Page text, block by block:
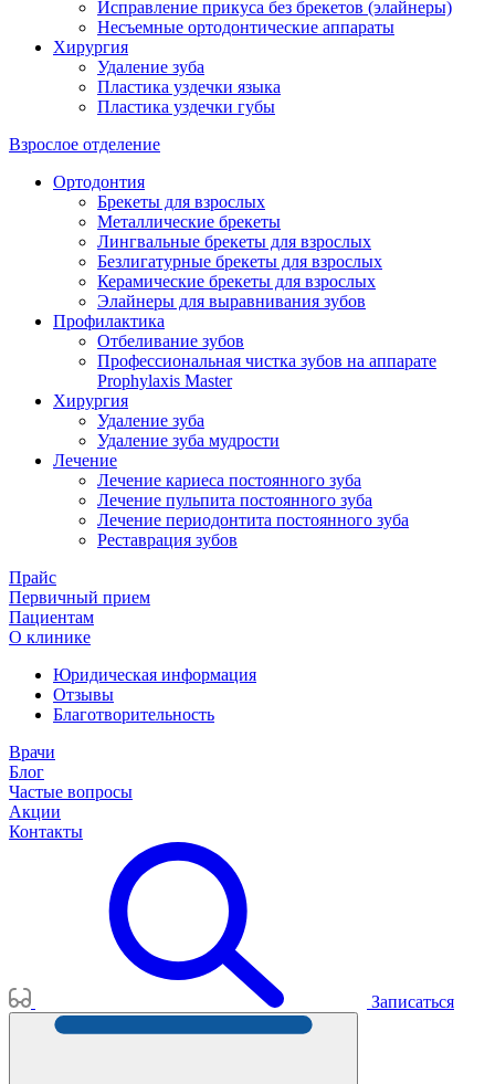
Исправление прикуса без брекетов (элайнеры)
Несъемные ортодонтические аппараты
Хирургия
Удаление зуба
Пластика уздечки языка
Пластика уздечки губы
Взрослое отделение
Ортодонтия
Брекеты для взрослых
Металлические брекеты
Лингвальные брекеты для взрослых
Безлигатурные брекеты для взрослых
Керамические брекеты для взрослых
Элайнеры для выравнивания зубов
Профилактика
Отбеливание зубов
Профессиональная чистка зубов на аппарате
Prophylaxis Master
Хирургия
Удаление зуба
Удаление зуба мудрости
Лечение
Лечение кариеса постоянного зуба
Лечение пульпита постоянного зуба
Лечение периодонтита постоянного зуба
Реставрация зубов
Прайс
Первичный прием
Пациентам
О клинике
Юридическая информация
Отзывы
Благотворительность
Врачи
Блог
Частые вопросы
Акции
Контакты
Записаться